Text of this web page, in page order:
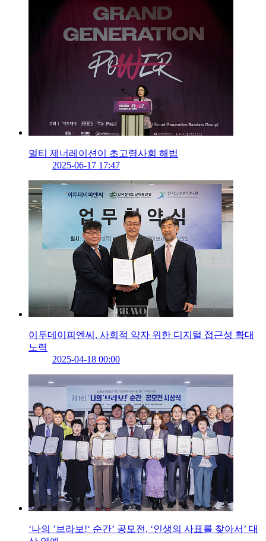
멀티 제너레이션이 초고령사회 해법
2025-06-17 17:47
이투데이피엔씨, 사회적 약자 위한 디지털 접근성 확대
노력
2025-04-18 00:00
‘나의 ’브라보!‘ 순간’ 공모전, ‘인생의 사표를 찾아서’ 대